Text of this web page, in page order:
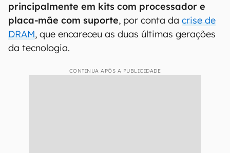
principalmente em kits com processador e
placa-mãe com suporte, por conta da crise de
DRAM, que encareceu as duas últimas gerações
da tecnologia.
CONTINUA APÓS A PUBLICIDADE